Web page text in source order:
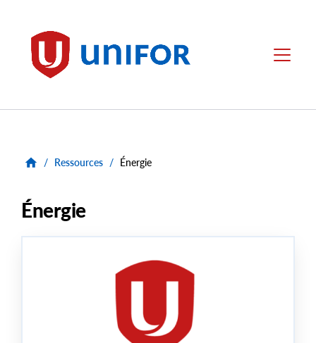
Unifor Menu
/ Ressources / Énergie
Énergie